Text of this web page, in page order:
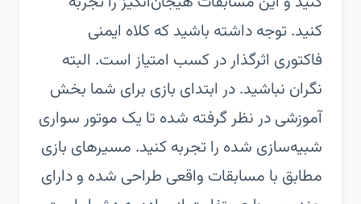
کنید. توجه داشته باشید که کلاه ایمنی
فاکتوری اثرگذار در کسب امتیاز است. البته
نگران نباشید. در ابتدای بازی برای شما بخش
آموزشی در نظر گرفته شده تا یک موتور سواری
شبیه‌سازی شده را تجربه کنید.‏ مسیرهای بازی
مطابق با مسابقات واقعی طراحی شده و دارای